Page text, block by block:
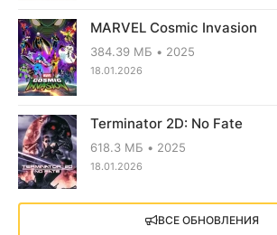
MARVEL Cosmic Invasion
384.39 МБ 2025
18.01.2026
Terminator 2D: No Fate
618.3 МБ 2025
18.01.2026
X4: Foundations (2018)
ВСЕ ОБНОВЛЕНИЯ